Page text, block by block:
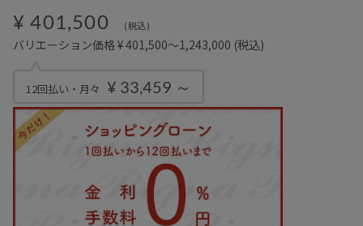
¥ 401,500 (税込)
バリエーション価格 ¥ 401,500～1,243,000 (税込)
12回払い・月々 ¥ 33,459 ～